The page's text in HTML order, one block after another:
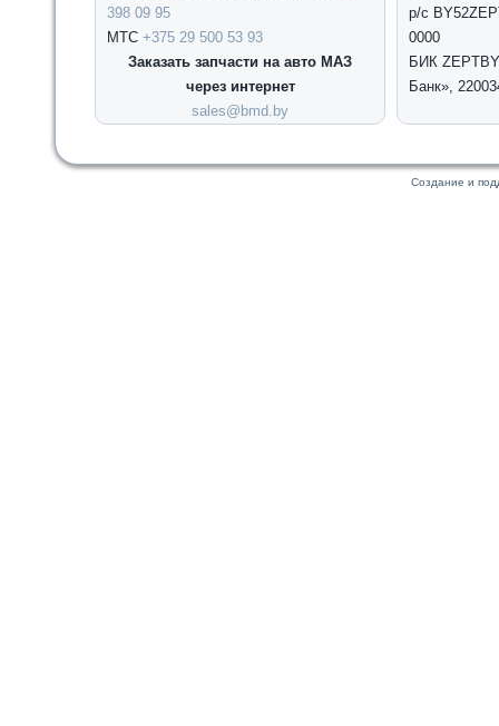
398 09 95
МТС +375 29 500 53 93
Заказать запчасти на авто МАЗ
через интернет
sales@bmd.by
р/с
0000
БИК
Банк»,
Создание и